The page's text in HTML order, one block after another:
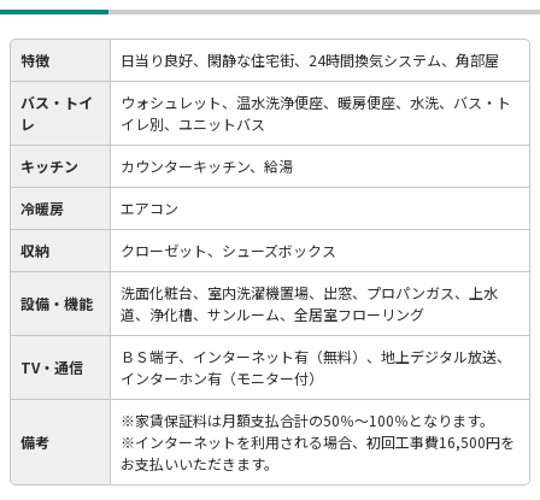
特徴 日当り良好、閑静な住宅街、24時間換気システム、角部屋
バス・トイ
レ
ウォシュレット、温水洗浄便座、暖房便座、水洗、バス・ト
イレ別、ユニットバス
キッチン カウンターキッチン、給湯
冷暖房 エアコン
収納 クローゼット、シューズボックス
設備・機能
洗面化粧台、室内洗濯機置場、出窓、プロパンガス、上水
道、浄化槽、サンルーム、全居室フローリング
TV・通信
ＢＳ端子、インターネット有（無料）、地上デジタル放送、
インターホン有（モニター付）
備考
※家賃保証料は月額支払合計の50％～100％となります。
※インターネットを利用される場合、初回工事費16,500円を
お支払いいただきます。